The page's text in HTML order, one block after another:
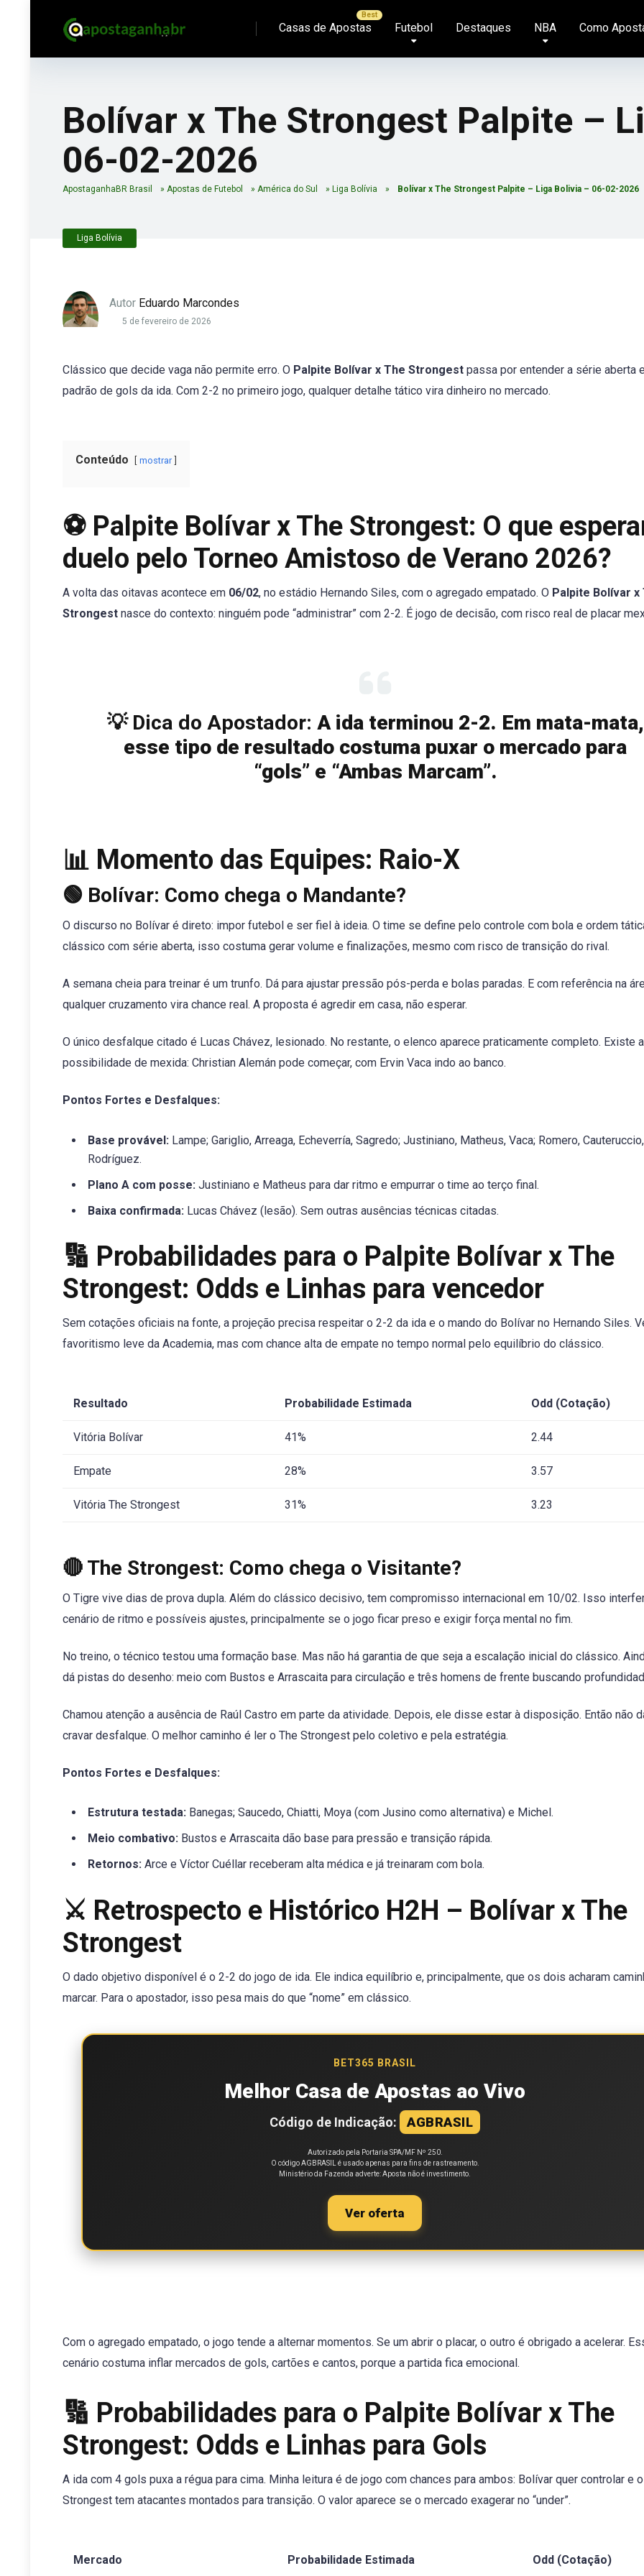
Casas de Apostas Futebol Destaques NBA Como
Bolívar x The Strongest Palpite –
06-02-2026
ApostaganhaBR Brasil » Apostas de Futebol » América do Sul » Liga Bolívia » Bolívar x The Strongest Palpite – Liga Bolivia – 06-02-2026
Liga Bolívia
Autor Eduardo Marcondes
5 de fevereiro de 2026
Clássico que decide vaga não permite erro. O Palpite Bolívar x The Strongest passa por entender a série aberta
padrão de gols da ida. Com 2-2 no primeiro jogo, qualquer detalhe tático vira dinheiro no mercado.
Conteúdo mostrar
⚽ Palpite Bolívar x The Strongest: O que
duelo pelo Torneo Amistoso de Verano 2026?
A volta das oitavas acontece em 06/02, no estádio Hernando Siles, com o agregado empatado. O Palpite Bolívar x
Strongest nasce do contexto: ninguém pode “administrar” com 2-2. É jogo de decisão, com risco real de placar
💡 Dica do Apostador: A ida terminou 2-2. Em mata-mata,
esse tipo de resultado costuma puxar o mercado para
“gols” e “Ambas Marcam”.
📊 Momento das Equipes: Raio-X
🟢 Bolívar: Como chega o Mandante?
O discurso no Bolívar é direto: impor futebol e ser fiel à ideia. O time se define pelo controle com bola e ordem
clássico com série aberta, isso costuma gerar volume e finalizações, mesmo com risco de transição do rival.
A semana cheia para treinar é um trunfo. Dá para ajustar pressão pós-perda e bolas paradas. E com referência na
qualquer cruzamento vira chance real. A proposta é agredir em casa, não esperar.
O único desfalque citado é Lucas Chávez, lesionado. No restante, o elenco aparece praticamente completo. Existe
possibilidade de mexida: Christian Alemán pode começar, com Ervin Vaca indo ao banco.
Pontos Fortes e Desfalques:
Base provável: Lampe; Gariglio, Arreaga, Echeverría, Sagredo; Justiniano, Matheus, Vaca; Romero, Cauteruccio,
Rodríguez.
Plano A com posse: Justiniano e Matheus para dar ritmo e empurrar o time ao terço final.
Baixa confirmada: Lucas Chávez (lesão). Sem outras ausências técnicas citadas.
🔢 Probabilidades para o Palpite Bolívar x The
Strongest: Odds e Linhas para vencedor
Sem cotações oficiais na fonte, a projeção precisa respeitar o 2-2 da ida e o mando do Bolívar no Hernando Siles.
favoritismo leve da Academia, mas com chance alta de empate no tempo normal pelo equilíbrio do clássico.
Resultado Probabilidade Estimada Odd (Cotação)
Vitória Bolívar 41% 2.44
Empate 28% 3.57
Vitória The Strongest 31% 3.23
🔴 The Strongest: Como chega o Visitante?
O Tigre vive dias de prova dupla. Além do clássico decisivo, tem compromisso internacional em 10/02. Isso
cenário de ritmo e possíveis ajustes, principalmente se o jogo ficar preso e exigir força mental no fim.
No treino, o técnico testou uma formação base. Mas não há garantia de que seja a escalação inicial do clássico.
dá pistas do desenho: meio com Bustos e Arrascaita para circulação e três homens de frente buscando
Chamou atenção a ausência de Raúl Castro em parte da atividade. Depois, ele disse estar à disposição. Então não
cravar desfalque. O melhor caminho é ler o The Strongest pelo coletivo e pela estratégia.
Pontos Fortes e Desfalques:
Estrutura testada: Banegas; Saucedo, Chiatti, Moya (com Jusino como alternativa) e Michel.
Meio combativo: Bustos e Arrascaita dão base para pressão e transição rápida.
Retornos: Arce e Víctor Cuéllar receberam alta médica e já treinaram com bola.
⚔️ Retrospecto e Histórico H2H – Bolívar x The
Strongest
O dado objetivo disponível é o 2-2 do jogo de ida. Ele indica equilíbrio e, principalmente, que os dois acharam
marcar. Para o apostador, isso pesa mais do que “nome” em clássico.
BET365 BRASIL
Melhor Casa de Apostas ao Vivo
Código de Indicação: AGBRASIL
Autorizado pela Portaria SPA/MF Nº 250.
O código AGBRASIL é usado apenas para fins de rastreamento.
Ministério da Fazenda adverte: Aposta não é investimento.
Ver oferta
Com o agregado empatado, o jogo tende a alternar momentos. Se um abrir o placar, o outro é obrigado a acelerar.
cenário costuma inflar mercados de gols, cartões e cantos, porque a partida fica emocional.
🔢 Probabilidades para o Palpite Bolívar x The
Strongest: Odds e Linhas para Gols
A ida com 4 gols puxa a régua para cima. Minha leitura é de jogo com chances para ambos: Bolívar quer controlar e
Strongest tem atacantes montados para transição. O valor aparece se o mercado exagerar no “under”.
Mercado Probabilidade Estimada Odd (Cotação)